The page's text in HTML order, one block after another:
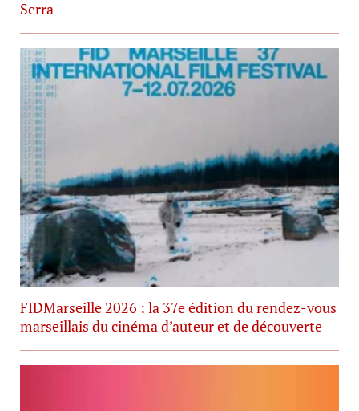
Serra
FIDMarseille 2026 : la 37e édition du rendez-vous
marseillais du cinéma d’auteur et de découverte